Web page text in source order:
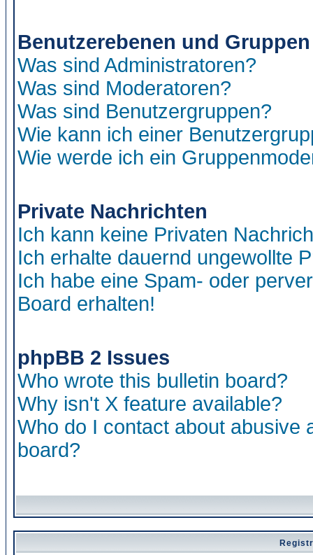
Benutzerebenen und Gruppen
Was sind Administratoren?
Was sind Moderatoren?
Was sind Benutzergruppen?
Wie kann ich einer
Wie werde ich ein
Private Nachrichten
Ich kann keine Privaten
Ich erhalte dauernd ungewollte
Ich habe eine Spam- oder
Board erhalten!
phpBB 2 Issues
Who wrote this bulletin board?
Why isn't X feature available?
Who do I contact about abusive
board?